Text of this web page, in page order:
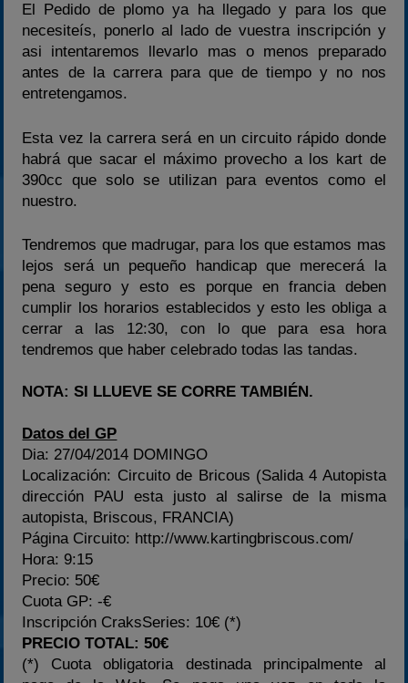
El Pedido de plomo ya ha llegado y para los que
necesiteís, ponerlo al lado de vuestra inscripción y
asi intentaremos llevarlo mas o menos preparado
antes de la carrera para que de tiempo y no nos
entretengamos.
Esta vez la carrera será en un circuito rápido donde
habrá que sacar el máximo provecho a los kart de
390cc que solo se utilizan para eventos como el
nuestro.
Tendremos que madrugar, para los que estamos mas
lejos será un pequeño handicap que merecerá la
pena seguro y esto es porque en francia deben
cumplir los horarios establecidos y esto les obliga a
cerrar a las 12:30, con lo que para esa hora
tendremos que haber celebrado todas las tandas.
NOTA: SI LLUEVE SE CORRE TAMBIÉN.
Datos del GP
Dia: 27/04/2014 DOMINGO
Localización: Circuito de Bricous (Salida 4 Autopista
dirección PAU esta justo al salirse de la misma
autopista, Briscous, FRANCIA)
Página Circuito: http://www.kartingbriscous.com/
Hora: 9:15
Precio: 50€
Cuota GP: -€
Inscripción CraksSeries: 10€ (*)
PRECIO TOTAL: 50€
(*) Cuota obligatoria destinada principalmente al